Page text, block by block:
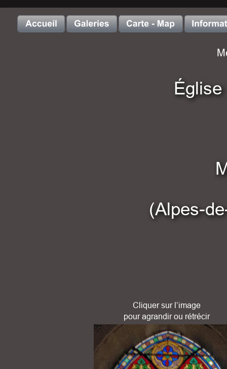
(Alpes-
Cliquer sur l’image
pour agrandir ou rétrécir